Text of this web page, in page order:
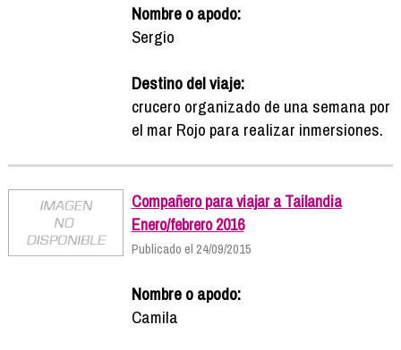
Nombre o apodo:
Sergio
Destino del viaje:
crucero organizado de una semana por
el mar Rojo para realizar inmersiones.
Compañero para viajar a Tailandia
Enero/febrero 2016
Publicado el 24/09/2015
Nombre o apodo:
Camila